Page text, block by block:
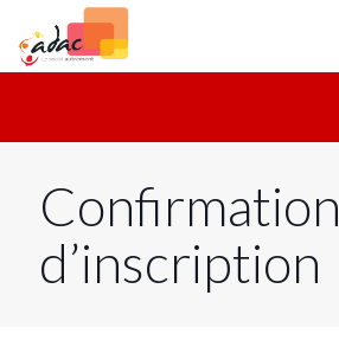
Confirmation
d’inscription